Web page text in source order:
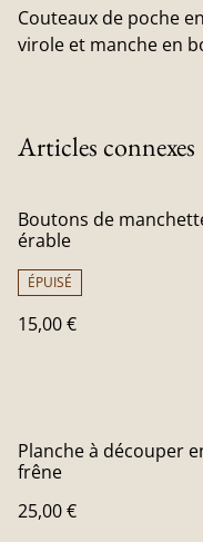
Couteaux de poche
virole et manche en
Articles connexes
Boutons de
érable
ÉPUISÉ
15,00 €
Planche à découper
frêne
25,00 €